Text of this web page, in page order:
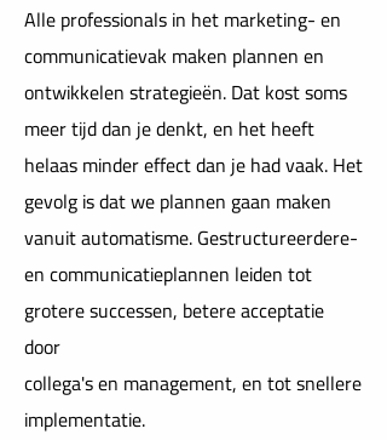
Alle professionals in het marketing- en
communicatievak maken plannen en
ontwikkelen strategieën. Dat kost soms
meer tijd dan je denkt, en het heeft
helaas minder effect dan je had vaak. Het
gevolg is dat we plannen gaan maken
vanuit automatisme. Gestructureerdere-
en communicatieplannen leiden tot
grotere successen, betere acceptatie
door
collega's en management, en tot snellere
implementatie.